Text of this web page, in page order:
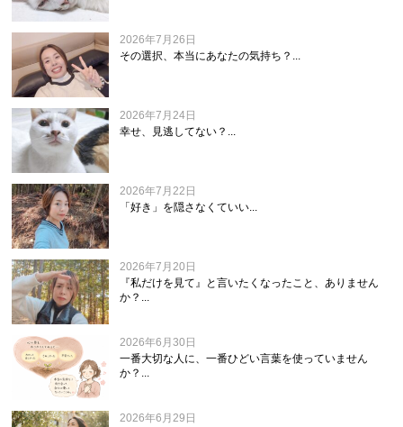
2026年7月26日
その選択、本当にあなたの気持ち？...
2026年7月24日
幸せ、見逃してない？...
2026年7月22日
「好き」を隠さなくていい...
2026年7月20日
『私だけを見て』と言いたくなったこと、ありません
か？...
2026年6月30日
一番大切な人に、一番ひどい言葉を使っていません
か？...
2026年6月29日